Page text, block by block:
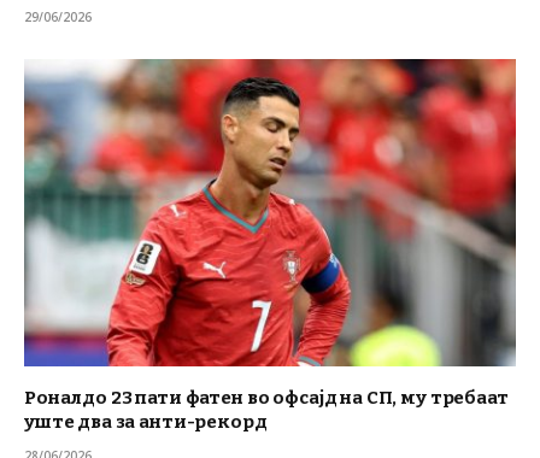
29/06/2026
Роналдо 23 пати фатен во офсајд на СП, му требаат
уште два за анти-рекорд